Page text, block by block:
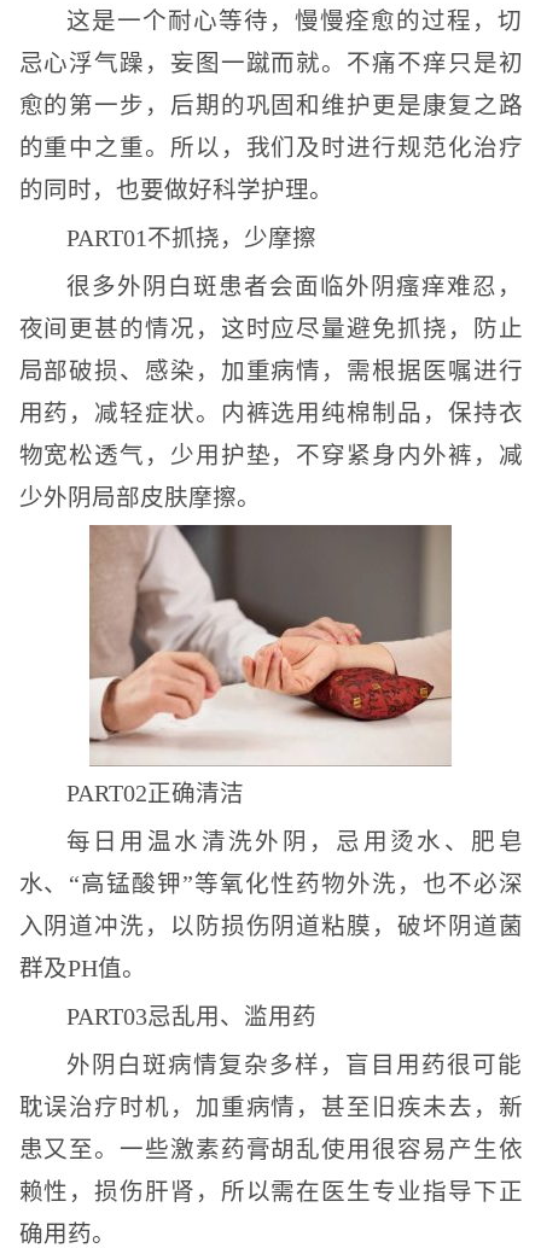
这是一个耐心等待，慢慢痊愈的过程，切
忌心浮气躁，妄图一蹴而就。不痛不痒只是初
愈的第一步，后期的巩固和维护更是康复之路
的重中之重。所以，我们及时进行规范化治疗
的同时，也要做好科学护理。
PART01不抓挠，少摩擦
很多外阴白斑患者会面临外阴瘙痒难忍，
夜间更甚的情况，这时应尽量避免抓挠，防止
局部破损、感染，加重病情，需根据医嘱进行
用药，减轻症状。内裤选用纯棉制品，保持衣
物宽松透气，少用护垫，不穿紧身内外裤，减
少外阴局部皮肤摩擦。
PART02正确清洁
每日用温水清洗外阴，忌用烫水、肥皂
水、“高锰酸钾”等氧化性药物外洗，也不必深
入阴道冲洗，以防损伤阴道粘膜，破坏阴道菌
群及PH值。
PART03忌乱用、滥用药
外阴白斑病情复杂多样，盲目用药很可能
耽误治疗时机，加重病情，甚至旧疾未去，新
患又至。一些激素药膏胡乱使用很容易产生依
赖性，损伤肝肾，所以需在医生专业指导下正
确用药。